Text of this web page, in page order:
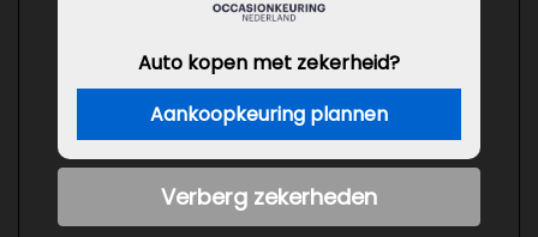
Auto kopen met zekerheid?
Aankoopkeuring plannen
Verberg zekerheden